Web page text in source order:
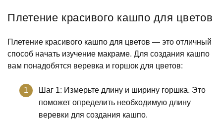
Плетение красивого кашпо для цветов
Плетение красивого кашпо для цветов — это отличный
способ начать изучение макраме. Для создания кашпо
вам понадобятся веревка и горшок для цветов:
Шаг 1: Измерьте длину и ширину горшка. Это
поможет определить необходимую длину
веревки для создания кашпо.